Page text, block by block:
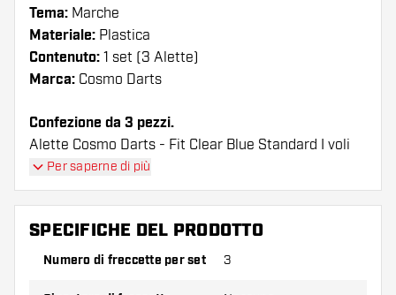
Tema: Marche
Materiale: Plastica
Contenuto: 1 set (3 Alette)
Marca: Cosmo Darts
Confezione da 3 pezzi.
Alette Cosmo Darts - Fit Clear Blue Standard I voli
hanno una lunga durata. Queste alette possono
essere utilizzate solo con astine Cosmo Fit.
Suggerimento di Dartshopper!
Assicuratevi di avere a portata di mano un gran
Per saperne di più
SPECIFICHE DEL PRODOTTO
Numero di freccette per set 3